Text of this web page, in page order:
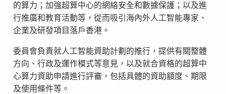
的算力；加強超算中心的網絡安全和數據保護；以及進
行推廣和教育活動等，從而吸引海內外人工智能專家、
企業及研發項目落戶香港。
委員會負責就人工智能資助計劃的推行，提供有關整體
方向、行政及運作模式等意見，以及就合資格的超算中
心算力資助申請進行評審，包括具體的資助額度、期限
及使用條件等。